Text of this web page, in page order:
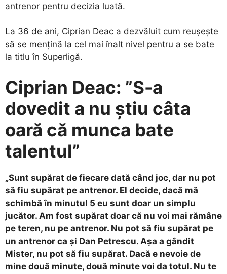
antrenor pentru decizia luată.
La 36 de ani, Ciprian Deac a dezvăluit cum reușește
să se mențină la cel mai înalt nivel pentru a se bate
la titlu în Superligă.
Ciprian Deac: ”S-a
dovedit a nu știu câta
oară că munca bate
talentul”
„Sunt supărat de fiecare dată când joc, dar nu pot
să fiu supărat pe antrenor. El decide, dacă mă
schimbă în minutul 5 eu sunt doar un simplu
jucător. Am fost supărat doar că nu voi mai rămâne
pe teren, nu pe antrenor. Nu pot să fiu supărat pe
un antrenor ca și Dan Petrescu. Așa a gândit
Mister, nu pot să fiu supărat. Dacă e nevoie de
mine două minute, două minute voi da totul. Nu te